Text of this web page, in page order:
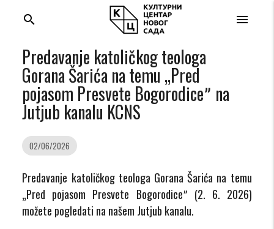
menu
search
Predavanje katoličkog teologa
Gorana Šarića na temu „Pred
pojasom Presvete Bogorodiceˮ na
Jutjub kanalu KCNS
02/06/2026
Predavanje katoličkog teologa Gorana Šarića na temu
„Pred pojasom Presvete Bogorodiceˮ (2. 6. 2026)
možete pogledati na našem Jutjub kanalu.